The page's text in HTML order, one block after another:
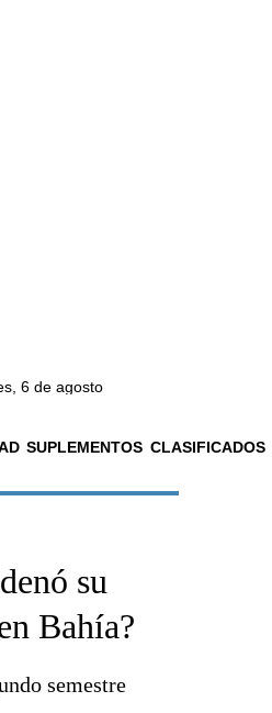
6 de agosto
SUPLEMENTOS CLASIFICADOS
su
Bahía?
semestre